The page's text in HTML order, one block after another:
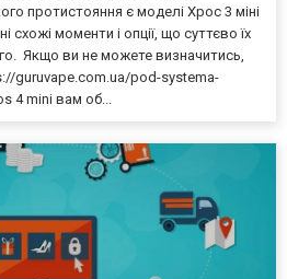
протистояння є моделі Хрос 3 міні
схожі моменти і опції, що суттєво їх
Якщо ви не можете визначитись,
guruvape.com.ua/pod-systema-
4 mini вам об...